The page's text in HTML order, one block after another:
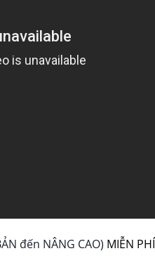
đến NÂNG CAO) MIỄN PHÍ